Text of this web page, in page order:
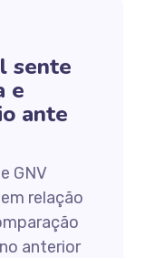
sente
e
ante
GNV
relação
anterior